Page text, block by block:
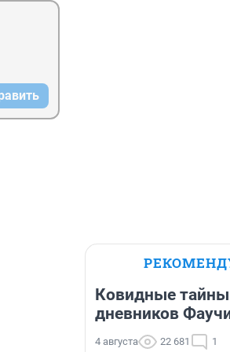
Ковидные тайны
дневников
4 августа 22 681 1